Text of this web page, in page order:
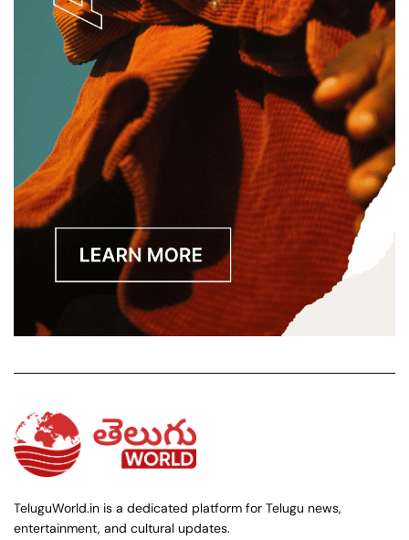
TeluguWorld.in is a dedicated platform for Telugu news,
entertainment, and cultural updates.